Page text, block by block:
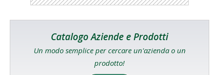
Catalogo Aziende e Prodotti
Un modo semplice per cercare un'azienda o un
prodotto!